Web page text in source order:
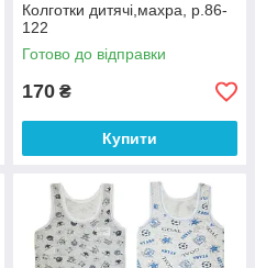
Колготки дитячі,махра, р.86-
122
Готово до відправки
170 ₴
Купити